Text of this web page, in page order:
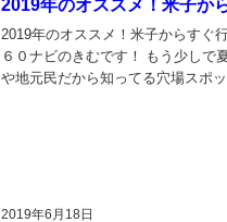
2019年のオススメ！米子か
2019年6月18日
2019年のオススメ！米子からすぐ
６０ナビのきむです！ もう少しで
や地元民だから知ってる穴場スポ